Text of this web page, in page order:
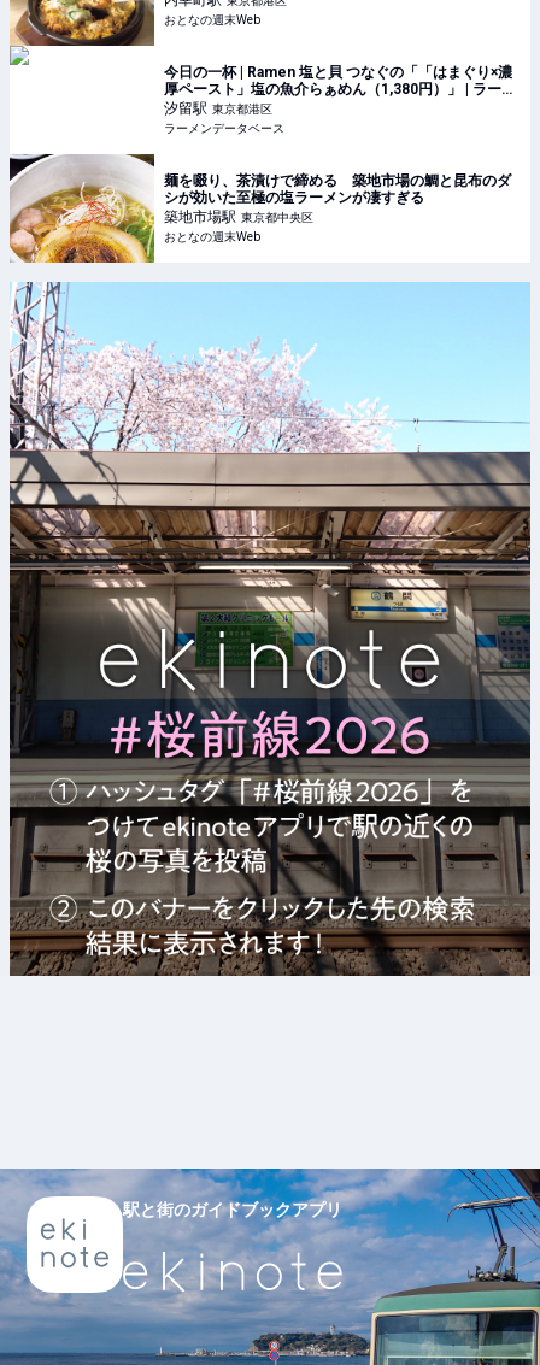
おとなの週末Web
今日の一杯 | Ramen 塩と貝 つなぐの「「はまぐり×濃
厚ペースト」塩の魚介らぁめん（1,380円）」 | ラーメ
ンデータベース
汐留駅 東京都港区
ラーメンデータベース
麺を啜り、茶漬けで締める 築地市場の鯛と昆布のダ
シが効いた至極の塩ラーメンが凄すぎる
築地市場駅 東京都中央区
おとなの週末Web
駅と街のガイドブックアプリ